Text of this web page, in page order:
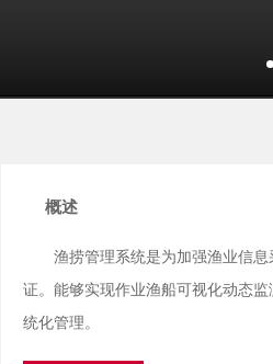
概述
渔捞管理系统是为加强渔业信
证。能够实现作业渔船可视化动态
统化管理。